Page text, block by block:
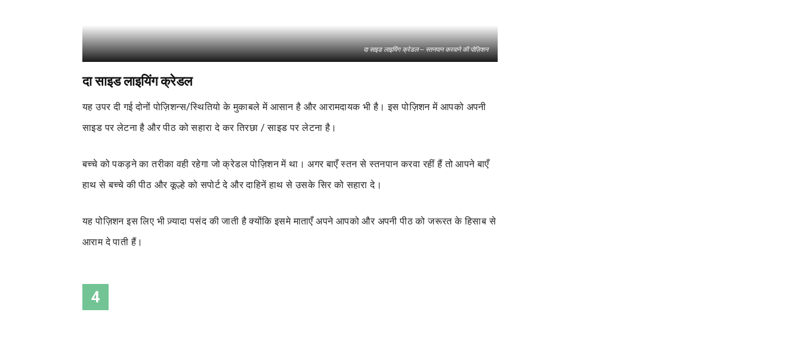
दा साइड लाइयिंग क्रेडल – स्तनपान करवाने की पोज़िशन
दा साइड लाइयिंग क्रेडल
यह उपर दी गई दोनों पोज़िशन्स/स्थितियो के मुकाबले में आसान है और आरामदायक भी है। इस पोज़िशन में आपको अपनी
साइड पर लेटना है और पीठ को सहारा दे कर तिरछा / साइड पर लेटना है।
बच्चे को पकड़ने का तरीका वही रहेगा जो क्रेडल पोज़िशन में था। अगर बाएँ स्तन से स्तनपान करवा रहीं हैं तो आपने बाएँ
हाथ से बच्चे की पीठ और कूल्हे को सपोर्ट दे और दाहिनें हाथ से उसके सिर को सहारा दे।
यह पोज़िशन इस लिए भी ज़्यादा पसंद की जाती है क्योंकि इसमे माताएँ अपने आपको और अपनी पीठ को जरूरत के हिसाब से
आराम दे पाती हैं।
4